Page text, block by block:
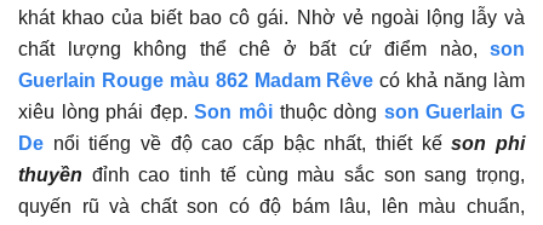
khát khao của biết bao cô gái. Nhờ vẻ ngoài lộng lẫy và
chất lượng không thể chê ở bất cứ điểm nào, son
Guerlain Rouge màu 862 Madam Rêve có khả năng làm
xiêu lòng phái đẹp.Son môi thuộc dòng son Guerlain G
De nổi tiếng về độ cao cấp bậc nhất, thiết kếson phi
thuyền đỉnh cao tinh tế cùng màu sắc son sang trọng,
quyến rũ và chất son có độ bám lâu, lên màu chuẩn,